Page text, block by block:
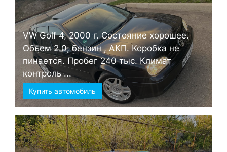
VW Golf 4, 2000 г. Состояние хорошее.
Объем 2.0, бензин , АКП. Коробка не
пинается. Пробег 240 тыс. Климат
контроль ...
Купить автомобиль